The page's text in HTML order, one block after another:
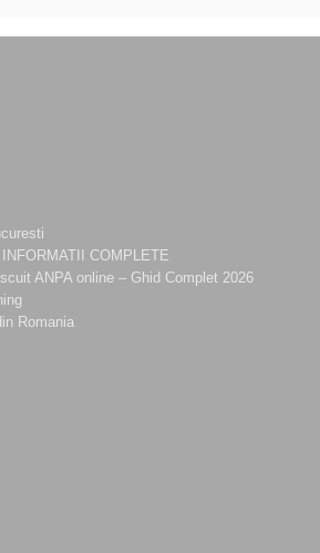
COMPLETE
ANPA online – Ghid Complet 2026
Romania